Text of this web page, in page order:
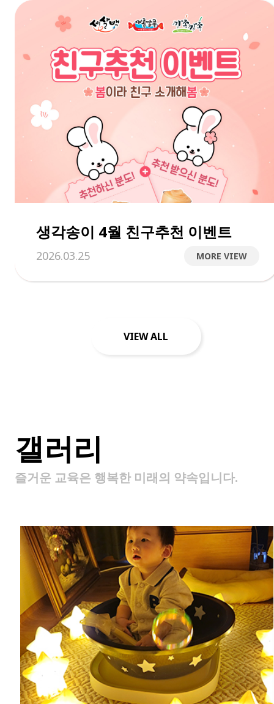
생각송이 4월 친구추천 이벤트
2026.03.25 MORE VIEW
VIEW ALL
갤러리
즐거운 교육은 행복한 미래의 약속입니다.